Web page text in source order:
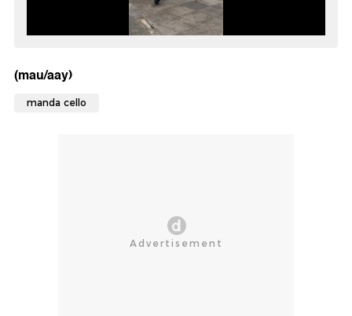
(mau/aay)
manda cello